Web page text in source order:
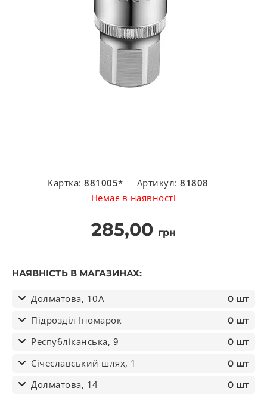
Картка: 881005* Артикул: 81808
Немає в наявності
285,00 грн
НАЯВНІСТЬ В МАГАЗИНАХ:
Долматова, 10А 0 шт
Підрозділ Іномарок 0 шт
Республіканська, 9 0 шт
Січеславський шлях, 1 0 шт
Долматова, 14 0 шт